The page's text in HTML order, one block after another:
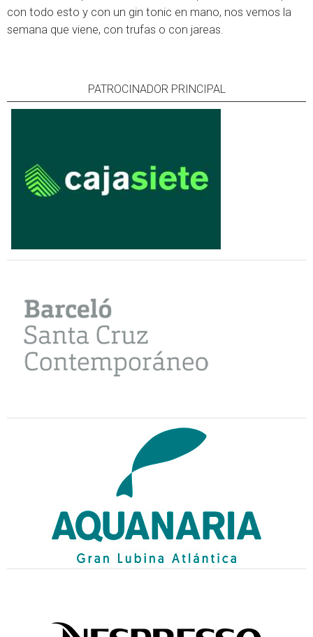
con todo esto y con un gin tonic en mano, nos vemos la
semana que viene, con trufas o con jareas.
PATROCINADOR PRINCIPAL